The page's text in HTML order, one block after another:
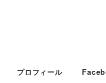
プロフィール